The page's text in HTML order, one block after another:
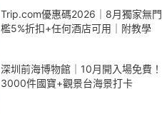
Trip.com優惠碼2026｜8月獨家無門
檻5%折扣+任何酒店可用｜附教學
深圳前海博物館｜10月開入場免費！
3000件國寶+觀景台海景打卡